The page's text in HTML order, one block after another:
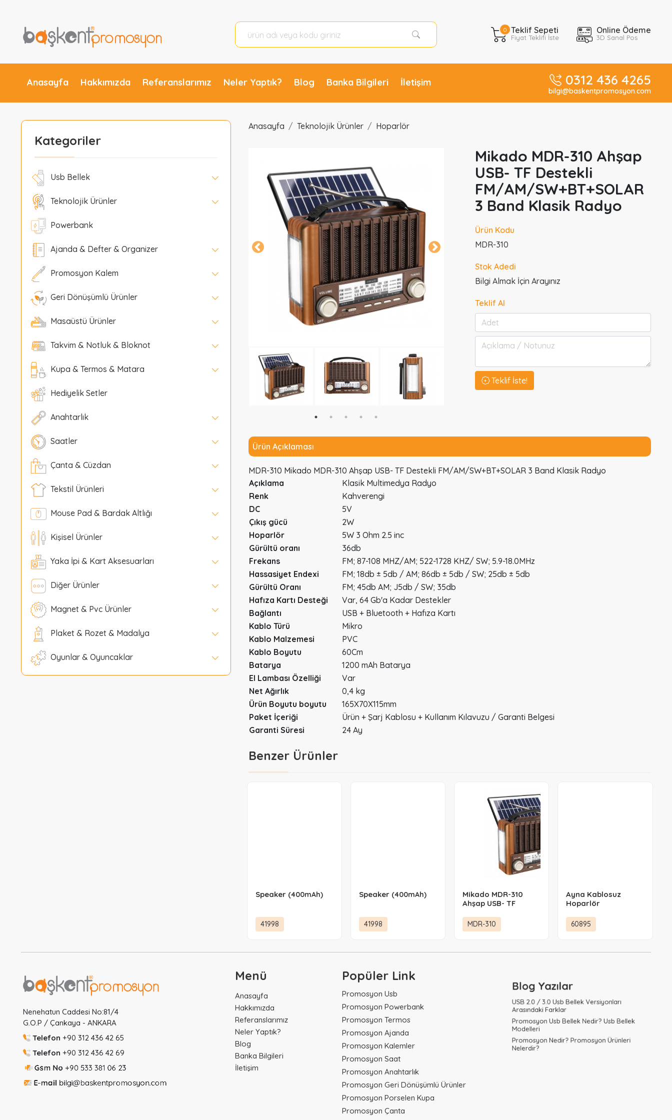
0 Teklif Sepeti
Fiyat Teklifi İste
Online Ödeme
3D Sanal Pos
Anasayfa Hakkımızda Referanslarımız Neler Yaptık? Blog Banka Bilgileri İletişim 0312 436 4265
bilgi@baskentpromosyon.com
Kategoriler
Usb Bellek
Teknolojik Ürünler
Powerbank
Ajanda & Defter & Organizer
Promosyon Kalem
Geri Dönüşümlü Ürünler
Masaüstü Ürünler
Takvim & Notluk & Bloknot
Kupa & Termos & Matara
Hediyelik Setler
Anahtarlık
Saatler
Çanta & Cüzdan
Tekstil Ürünleri
Mouse Pad & Bardak Altlığı
Kişisel Ürünler
Yaka İpi & Kart Aksesuarları
Diğer Ürünler
Magnet & Pvc Ürünler
Plaket & Rozet & Madalya
Oyunlar & Oyuncaklar
Anasayfa Teknolojik Ürünler Hoparlör
Mikado MDR-310 Ahşap
USB- TF Destekli
FM/AM/SW+BT+SOLAR
3 Band Klasik Radyo
Ürün Kodu
MDR-310
Stok Adedi
Bilgi Almak İçin Arayınız
Teklif Al
Teklif İste!
Ürün Açıklaması
MDR-310 Mikado MDR-310 Ahşap USB- TF Destekli FM/AM/SW+BT+SOLAR 3 Band Klasik Radyo
Açıklama
Klasik Multimedya Radyo
Renk
Kahverengi
DC
5V
Çıkış gücü
2W
Hoparlör
5W 3 Ohm 2.5 inc
Gürültü oranı
36db
Frekans
FM; 87-108 MHZ/AM; 522-1728 KHZ/ SW; 5.9-18.0MHz
Hassasiyet Endexi
FM; 18db ± 5db / AM; 86db ± 5db / SW; 25db ± 5db
Gürültü Oranı
FM; 45db AM; J5db / SW; 35db
Hafıza Kartı Desteği
Var, 64 Gb'a Kadar Destekler
Bağlantı
USB + Bluetooth + Hafıza Kartı
Kablo Türü
Mikro
Kablo Malzemesi
PVC
Kablo Boyutu
60Cm
Batarya
1200 mAh Batarya
El Lambası Özelliği
Var
Net Ağırlık
0,4 kg
Ürün Boyutu boyutu
165X70X115mm
Paket İçeriği
Ürün + Şarj Kablosu + Kullanım Kılavuzu / Garanti Belgesi
Garanti Süresi
24 Ay
Benzer Ürünler
Speaker (400mAh)
41998
Speaker (400mAh)
41998
Mikado MDR-310
Ahşap USB- TF
FM/AM/SW+BT+SOLAR
3 Band Klasik Radyo
MDR-310
Ayna Kablosuz
Hoparlör
60895
Nenehatun Caddesi No:81/4
G.O.P / Çankaya - ANKARA
Telefon +90 312 436 42 65
Telefon +90 312 436 42 69
Gsm No+90 533 381 06 23
E-mailbilgi@baskentpromosyon.com
Menü
Anasayfa
Hakkımızda
Referanslarımız
Neler Yaptık?
Blog
Banka Bilgileri
İletişim
Popüler Link
Promosyon Usb
Promosyon Powerbank
Promosyon Termos
Promosyon Ajanda
Promosyon Kalemler
Promosyon Saat
Promosyon Anahtarlık
Promosyon Geri Dönüşümlü Ürünler
Promosyon Porselen Kupa
Promosyon Çanta
USB 2.0 / 3.0 Usb Bellek Versiyonları
Arasındaki Farklar
Modelleri
Promosyon Nedir? Promosyon Ürünleri
Nelerdir?